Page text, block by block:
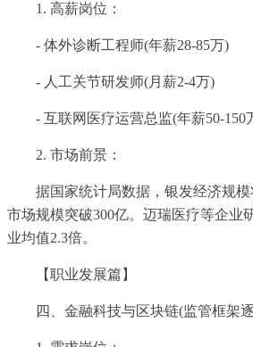
1. 高薪岗位：
- 体外诊断工程师(年薪28-85万)
- 人工关节研发师(月薪2-4万)
- 互联网医疗运营总监(年薪50-150
2. 市场前景：
据国家统计局数据，银发经济规
市场规模突破300亿。迈瑞医疗等企业
业均值2.3倍。
【职业发展篇】
四、金融科技与区块链(监管框架